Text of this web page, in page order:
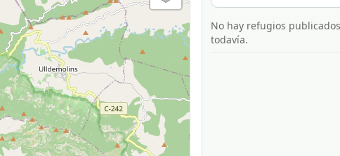
No hay refugios
todavía.